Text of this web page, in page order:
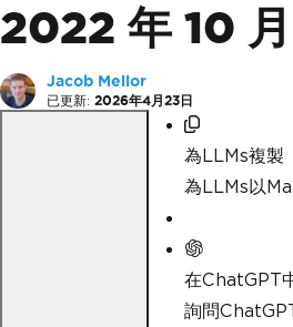
2022 年 10 月
Jacob Mellor
已更新: 2026年4月23日
為LLMs複製
為LLMs以
在ChatGPT
詢問